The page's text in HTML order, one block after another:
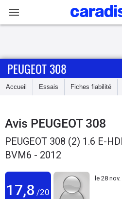
Accueil
Essais
Guide
d'achat
PEUGEOT 308
Accueil Essais Fiches fiabilité
Avis PEUGEOT 308
PEUGEOT 308 (2) 1.6 E-
BVM6 - 2012
17,8 /20
le 28 nov.